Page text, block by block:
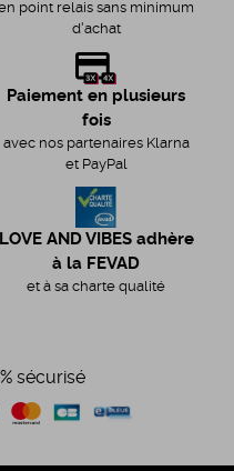
point relais sans minimum
d'achat
Paiement en plusieurs
fois
avec nos partenaires Klarna
et PayPal
LOVE AND VIBES adhère
à la FEVAD
et à sa charte qualité
sécurisé